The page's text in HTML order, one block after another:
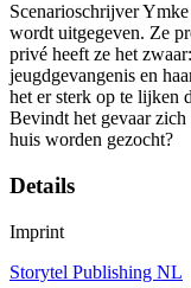
Scenarioschrijver
wordt uitgegeven. Ze
privé heeft ze het
jeugdgevangenis en
het er sterk op te lijken
Bevindt het gevaar
huis worden gezocht?
Details
Imprint
Storytel Publishing NL